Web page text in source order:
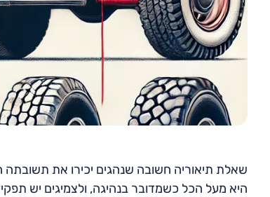
שאלת תיאוריה חשובה שנהגים יכירו את תשובתה
היא מעל הכל כשמדובר בנהיגה, ולצמיגים יש